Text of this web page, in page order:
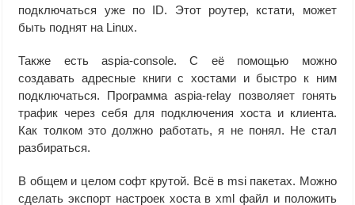
подключаться уже по ID. Этот роутер, кстати, может
быть поднят на Linux.
Также есть aspia-console. С её помощью можно
создавать адресные книги с хостами и быстро к ним
подключаться. Программа aspia-relay позволяет гонять
трафик через себя для подключения хоста и клиента.
Как толком это должно работать, я не понял. Не стал
разбираться.
В общем и целом софт крутой. Всё в msi пакетах. Можно
сделать экспорт настроек хоста в xml файл и положить